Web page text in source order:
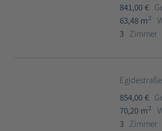
841,00 €
63,48 m2
3 Zimmer
854,00 €
70,20 m2
3 Zimmer